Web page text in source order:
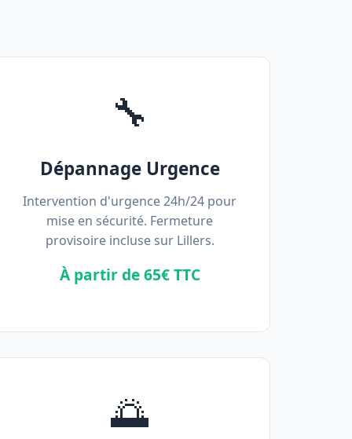
🔧
Dépannage Urgence
Intervention d'urgence 24h/24 pour
mise en sécurité. Fermeture
provisoire incluse sur Lillers.
À partir de 65€ TTC
🌅